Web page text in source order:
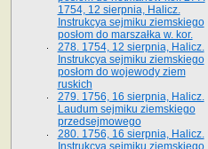
1754, 12 sierpnia, Halicz.
Instrukcya sejmiku ziemskiego
posłom do marszałka w. kor.
278. 1754, 12 sierpnia, Halicz.
Instrukcya sejmiku ziemskiego
posłom do wojewody ziem
ruskich
279. 1756, 16 sierpnia, Halicz.
Laudum sejmiku ziemskiego
przedsejmowego
280. 1756, 16 sierpnia, Halicz.
Instrukcya sejmiku ziemskiego